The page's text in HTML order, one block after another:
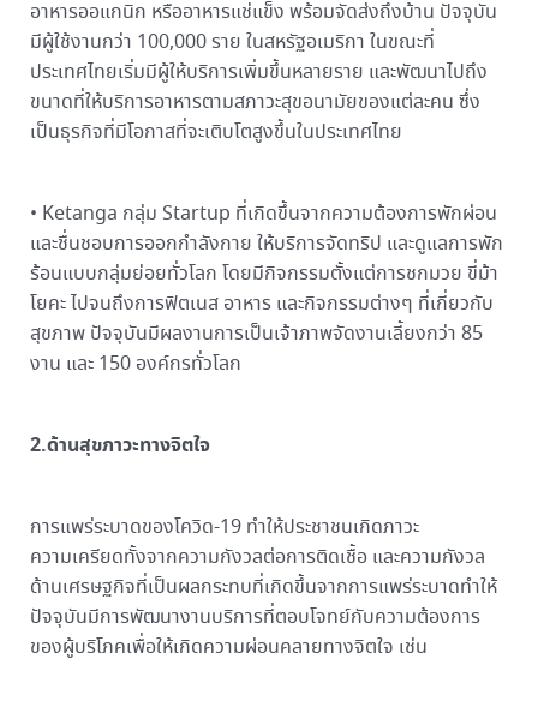
อาหารออแกนิก หรืออาหารแช่แข็ง พร้อมจัดส่งถึงบ้าน ปัจจุบัน
มีผู้ใช้งานกว่า 100,000 ราย ในสหรัฐอเมริกา ในขณะที่
ประเทศไทยเริ่มมีผู้ให้บริการเพิ่มขึ้นหลายราย และพัฒนาไปถึง
ขนาดที่ให้บริการอาหารตามสภาวะสุขอนามัยของแต่ละคน ซึ่ง
เป็นธุรกิจที่มีโอกาสที่จะเติบโตสูงขึ้นในประเทศไทย
• Ketanga กลุ่ม Startup ที่เกิดขึ้นจากความต้องการพักผ่อน
และชื่นชอบการออกกำลังกาย ให้บริการจัดทริป และดูแลการพัก
ร้อนแบบกลุ่มย่อยทั่วโลก โดยมีกิจกรรมตั้งแต่การชกมวย ขี่ม้า
โยคะ ไปจนถึงการฟิตเนส อาหาร และกิจกรรมต่างๆ ที่เกี่ยวกับ
สุขภาพ ปัจจุบันมีผลงานการเป็นเจ้าภาพจัดงานเลี้ยงกว่า 85
งาน และ 150 องค์กรทั่วโลก
2.ด้านสุขภาวะทางจิตใจ
การแพร่ระบาดของโควิด-19 ทำให้ประชาชนเกิดภาวะ
ความเครียดทั้งจากความกังวลต่อการติดเชื้อ และความกังวล
ด้านเศรษฐกิจที่เป็นผลกระทบที่เกิดขึ้นจากการแพร่ระบาดทำให้
ปัจจุบันมีการพัฒนางานบริการที่ตอบโจทย์กับความต้องการ
ของผู้บริโภคเพื่อให้เกิดความผ่อนคลายทางจิตใจ เช่น